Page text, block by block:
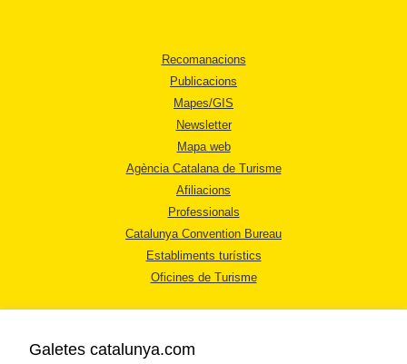
Recomanacions
Publicacions
Mapes/GIS
Newsletter
Mapa web
Agència Catalana de Turisme
Afiliacions
Professionals
Catalunya Convention Bureau
Establiments turístics
Oficines de Turisme
Galetes catalunya.com